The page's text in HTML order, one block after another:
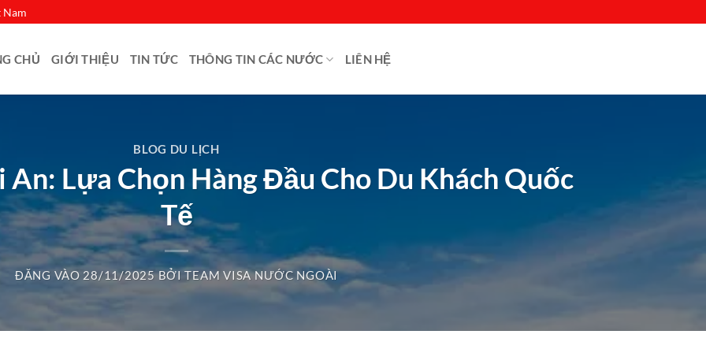
Nam
CHỦ GIỚI THIỆU TIN TỨC THÔNG TIN CÁC NƯỚC LIÊN HỆ
BLOG DU LỊCH
An: Lựa Chọn Hàng Đầu Cho Du Khách Quốc
Tế
ĐĂNG VÀO 28/11/2025 BỞITEAM VISA NƯỚC NGOÀI